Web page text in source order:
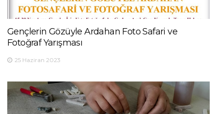
Gençlerin Gözüyle Ardahan Foto Safari ve
Fotoğraf Yarışması
25 Haziran 2023